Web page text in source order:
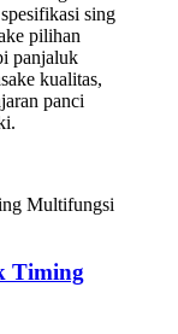
sing
pilihan
panjaluk
kualitas,
panci
Timing